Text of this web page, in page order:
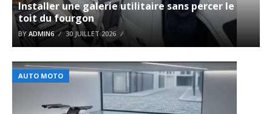
Installer une galerie utilitaire sans percer le
toit du fourgon
BY ADMIN6 30 JUILLET 2026
AUTO MOTO